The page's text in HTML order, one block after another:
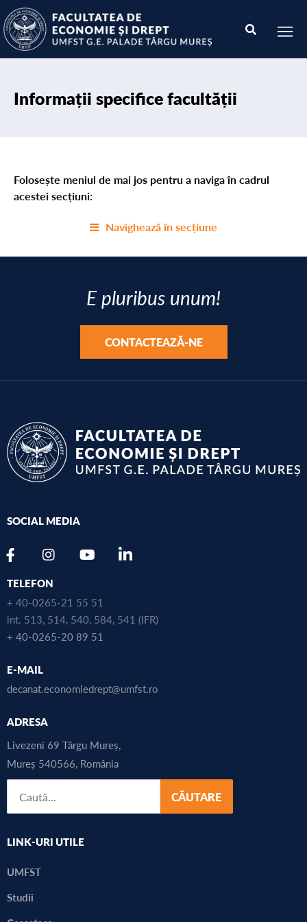
Informații specifice facultății
Folosește meniul de mai jos pentru a naviga în cadrul
acestei secțiuni:
Navighează în secțiune
E pluribus unum!
CONTACTEAZĂ-NE
SOCIAL MEDIA
TELEFON
+ 40-0265-21 55 51
int. 513, 514, 540, 584, 541 (IFR)
+ 40-0265-20 89 51
E-MAIL
decanat.economiedrept@umfst.ro
ADRESA
Livezeni 69 Târgu Mureș,
Mureș 540566, România
CĂUTARE
LINK-URI UTILE
UMFST
Studii